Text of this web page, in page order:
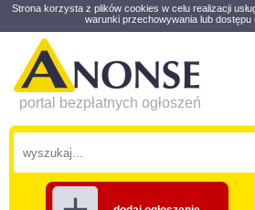
Strona korzysta z plików cookies w celu realizacji
warunki przechowywania lub
portal bezpłatnych ogłoszeń